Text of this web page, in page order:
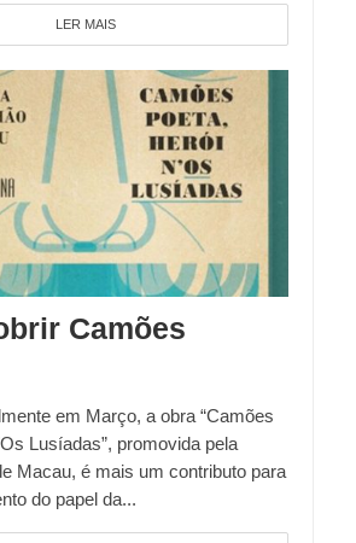
LER MAIS
Camões
em Março, a obra “Camões
Lusíadas”, promovida pela
Macau, é mais um contributo para
do papel da...